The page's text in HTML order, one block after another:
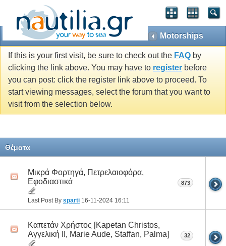
Motorships
If this is your first visit, be sure to check out the FAQ by
clicking the link above. You may have to register before
you can post: click the register link above to proceed. To
start viewing messages, select the forum that you want to
visit from the selection below.
Θέματα
Μικρά Φορτηγά, Πετρελαιοφόρα,
Eφοδιαστικά
Last Post By sparti 16-11-2024 16:11
873
Καπετάν Χρήστος [Κapetan Christos,
Αγγελική ΙΙ, Marie Aude, Staffan, Palma]
32